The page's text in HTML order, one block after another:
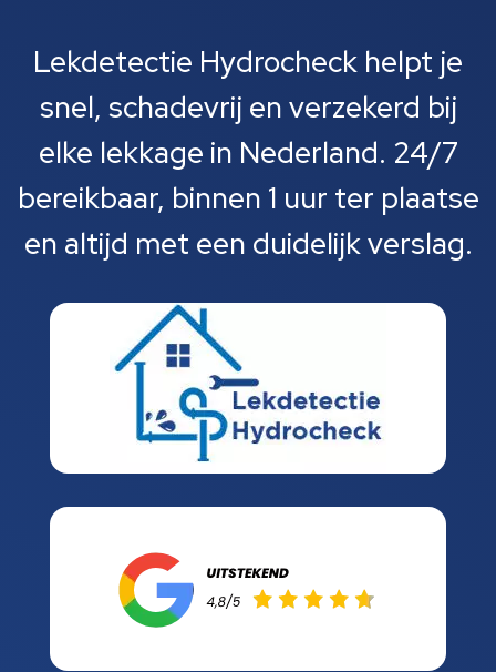
Lekdetectie Hydrocheck helpt je
snel, schadevrij en verzekerd bij
elke lekkage in Nederland. 24/7
bereikbaar, binnen 1 uur ter plaatse
en altijd met een duidelijk verslag.